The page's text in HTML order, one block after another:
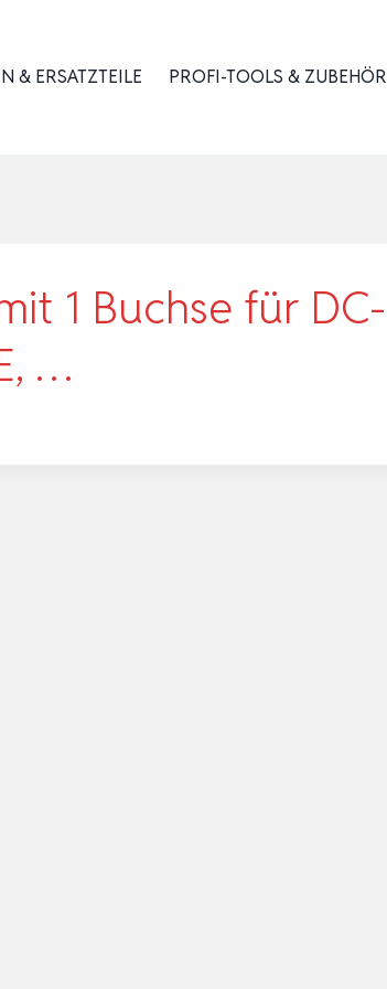
& ERSATZTEILE PROFI-TOOLS & ZUBEHÖR
1 Buchse für DC-
…